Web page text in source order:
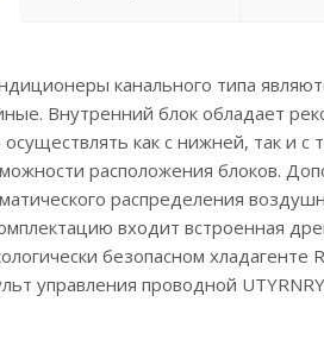
канального типа
Внутренний блок обладает
как с нижней, так и
расположения блоков.
распределения
входит встроенная
безопасном
управления проводной